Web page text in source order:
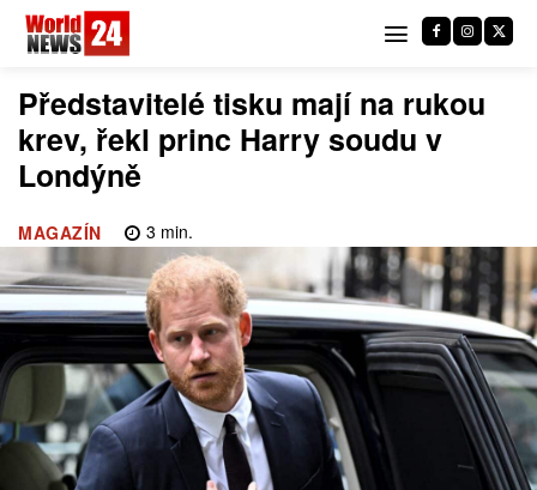
Představitelé tisku mají na rukou
krev, řekl princ Harry soudu v
Londýně
MAGAZÍN 3 min.